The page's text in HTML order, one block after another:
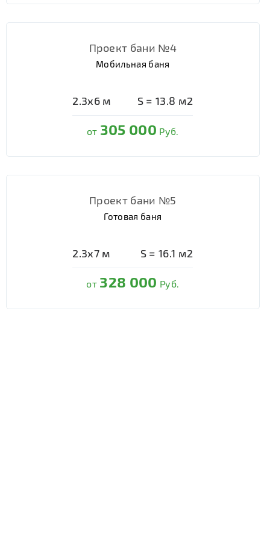
Проект бани №4
Мобильная баня
2.3х6м S = 13.8 м2
от 305 000 Руб.
Проект бани №5
Готовая баня
2.3х7м S = 16.1 м2
от 328 000 Руб.